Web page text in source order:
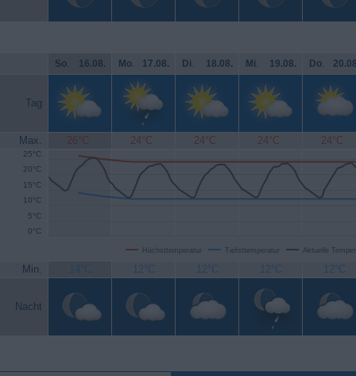
So. 16.08. Mo. 17.08. Di. 18.08. Mi. 19.08. Do.
Tag
Max. 26°C 24°C 24°C 24°C 24°C
Höchsttemperatur Tiefsttemperatur Aktuelle
0°C
5°C
10°C
15°C
20°C
25°C
Min. 14°C 12°C 12°C 12°C 12°C
Nacht